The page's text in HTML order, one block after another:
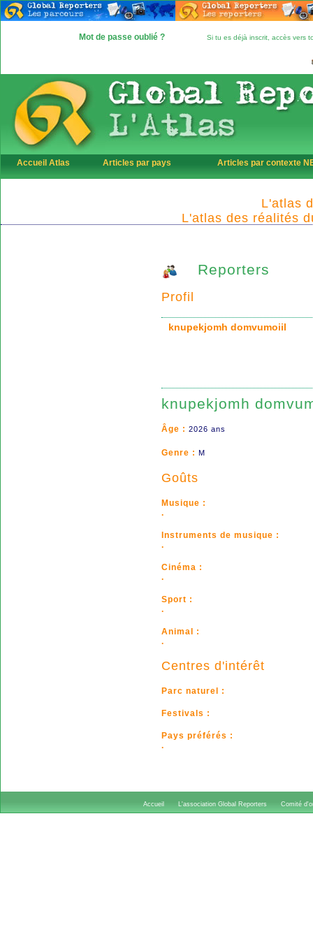
Mot de passe oublié ? Si tu es déjà inscrit, accès vers
Accueil Atlas Articles par pays Articles par contexte
L'atlas
L'atlas des réalités
Reporters
Profil
knupekjomh domvumoiil
knupekjomh
Âge : 2026 ans
Genre : M
Goûts
Musique :
.
Instruments de musique :
.
Cinéma :
.
Sport :
.
Animal :
.
Centres d'intérêt
Parc naturel :
Festivals :
Pays préférés :
.
Accueil L'association Global Reporters Comité